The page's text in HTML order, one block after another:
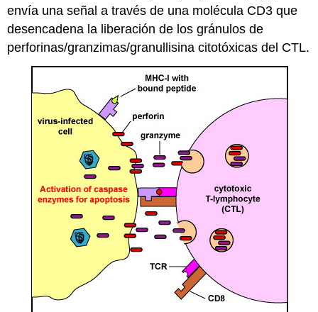
envía una señal a través de una molécula CD3 que
desencadena la liberación de los gránulos de
perforinas/granzimas/granullisina citotóxicas del CTL.